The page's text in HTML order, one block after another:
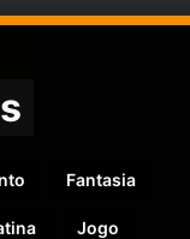
Fantasia
Jogo